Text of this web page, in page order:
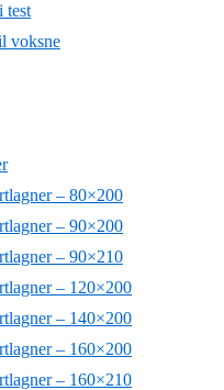
test
voksne
– 80×200
– 90×200
– 90×210
– 120×200
– 140×200
– 160×200
– 160×210